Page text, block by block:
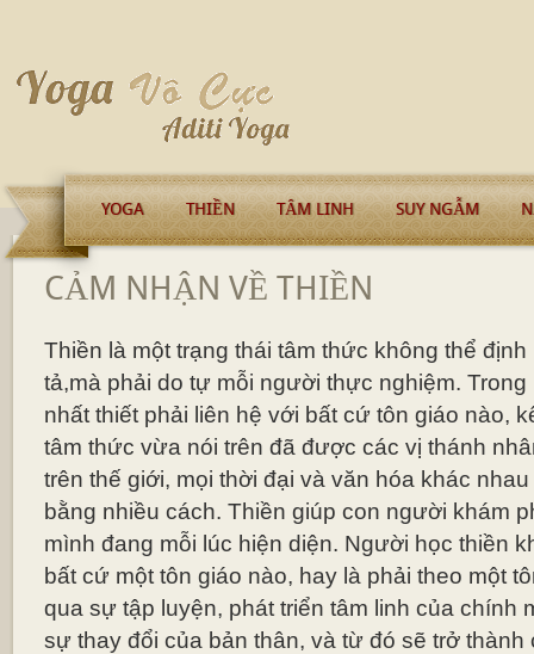
YOGA THIỀN TÂM LINH SUY NGẪM
CẢM NHẬN VỀ THIỀN
Thiền là một trạng thái tâm thức không thể
tả,mà phải do tự mỗi người thực nghiệm.
nhất thiết phải liên hệ với bất cứ tôn giáo nào,
tâm thức vừa nói trên đã được các vị thánh
trên thế giới, mọi thời đại và văn hóa khác
bằng nhiều cách. Thiền giúp con người khám
mình đang mỗi lúc hiện diện. Người học thiền
bất cứ một tôn giáo nào, hay là phải theo một
qua sự tập luyện, phát triển tâm linh của chính
sự thay đổi của bản thân, và từ đó sẽ trở